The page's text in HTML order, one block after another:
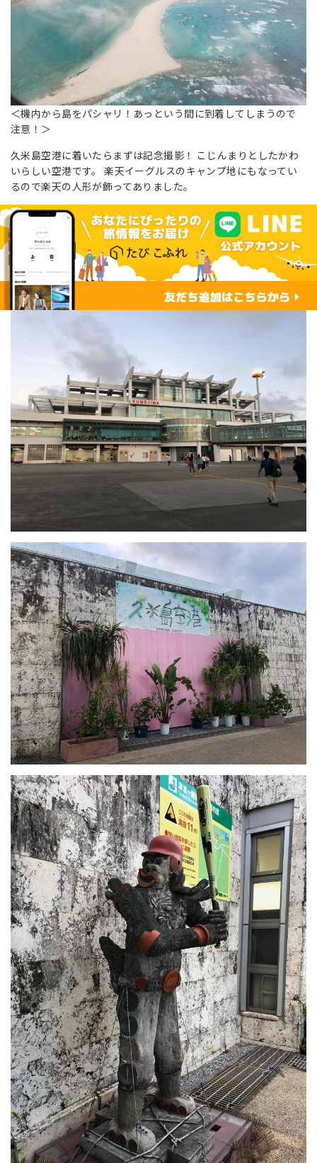
＜機内から島をパシャリ！あっという間に到着してしまうので
注意！＞
久米島空港に着いたらまずは記念撮影！ こじんまりとしたかわ
いらしい空港です。 楽天イーグルスのキャンプ地にもなってい
るので楽天の人形が飾ってありました。